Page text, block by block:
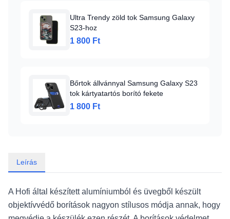
Ultra Trendy zöld tok Samsung Galaxy
S23-hoz
1 800 Ft
Bőrtok állvánnyal Samsung Galaxy S23
tok kártyatartós borító fekete
1 800 Ft
Leírás
A Hofi által készített alumíniumból és üvegből készült
objektívvédő borítások nagyon stílusos módja annak, hogy